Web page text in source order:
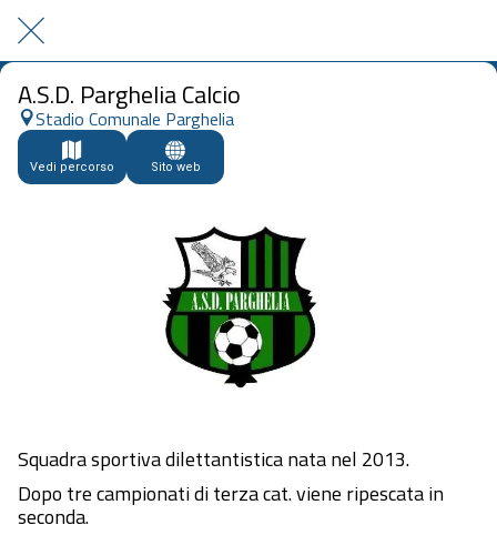
A.S.D. Parghelia Calcio
Stadio Comunale Parghelia
Vedi percorso Sito web
Squadra sportiva dilettantistica nata nel 2013.
Dopo tre campionati di terza cat. viene ripescata in
seconda.